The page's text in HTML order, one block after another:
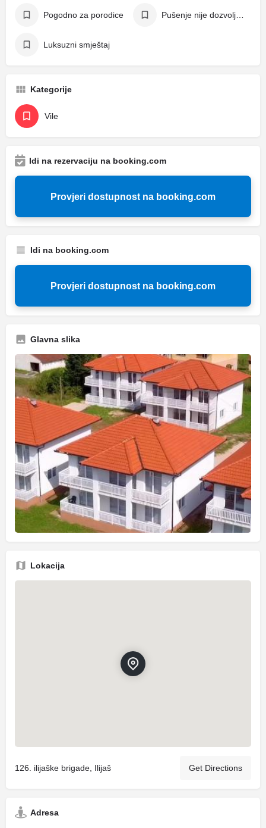
Pogodno za porodice
Luksuzni smještaj
Kategorije
Vile
Idi na rezervaciju na booking.com
Provjeri dostupnost na booking.com
Idi na booking.com
Provjeri dostupnost na booking.com
Glavna slika
Lokacija
126. ilijaške brigade, Ilijaš Get Directions
Adresa